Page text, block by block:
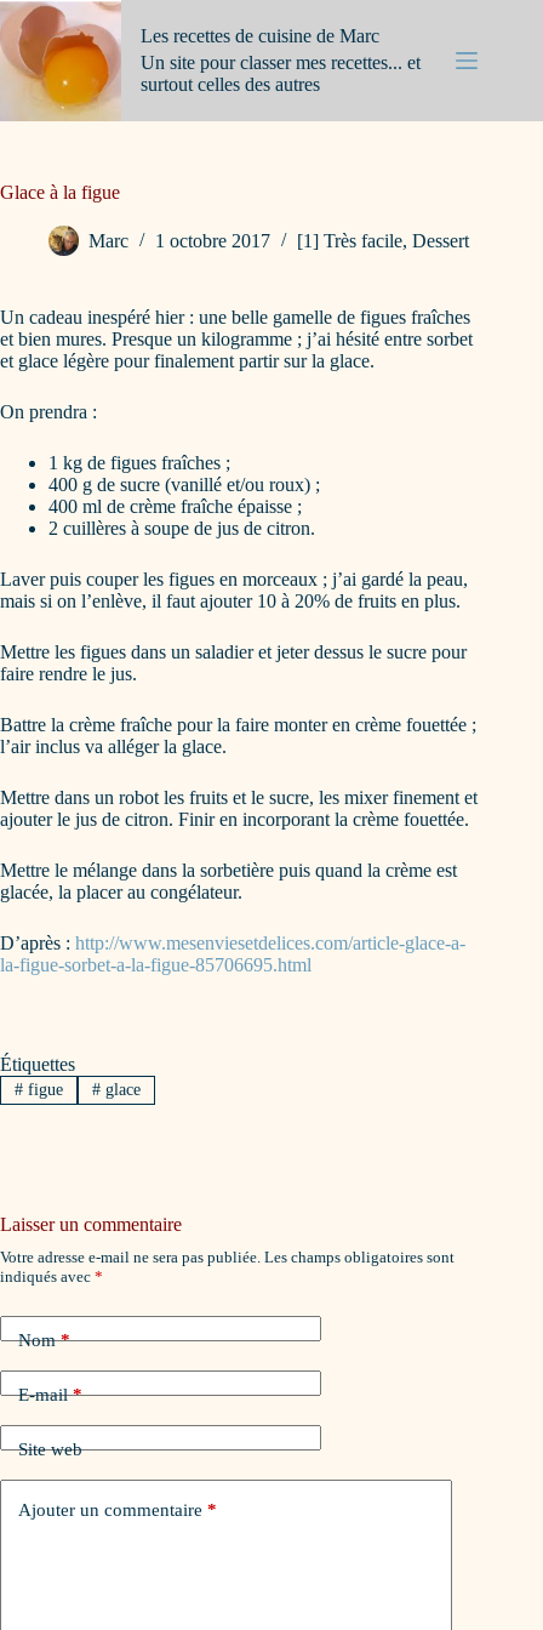
Passer
au
contenu
Les recettes de cuisine de Marc
Un site pour classer mes recettes... et
surtout celles des autres
Glace à la figue
Marc 1 octobre 2017 [1] Très facile, Dessert
Un cadeau inespéré hier : une belle gamelle de figues fraîches
et bien mures. Presque un kilogramme ; j’ai hésité entre sorbet
et glace légère pour finalement partir sur la glace.
On prendra :
1 kg de figues fraîches ;
400 g de sucre (vanillé et/ou roux) ;
400 ml de crème fraîche épaisse ;
2 cuillères à soupe de jus de citron.
Laver puis couper les figues en morceaux ; j’ai gardé la peau,
mais si on l’enlève, il faut ajouter 10 à 20% de fruits en plus.
Mettre les figues dans un saladier et jeter dessus le sucre pour
faire rendre le jus.
Battre la crème fraîche pour la faire monter en crème fouettée ;
l’air inclus va alléger la glace.
Mettre dans un robot les fruits et le sucre, les mixer finement et
ajouter le jus de citron. Finir en incorporant la crème fouettée.
Mettre le mélange dans la sorbetière puis quand la crème est
glacée, la placer au congélateur.
D’après : http://www.mesenviesetdelices.com/article-glace-a-
la-figue-sorbet-a-la-figue-85706695.html
Étiquettes
#figue #glace
Laisser un commentaire
Votre adresse e-mail ne sera pas publiée. Les champs obligatoires sont
indiqués avec *
Nom*
E-mail*
Site web
Ajouter un commentaire *